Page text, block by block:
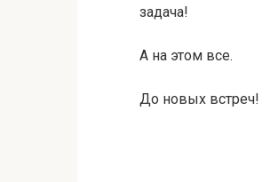
задача!
А на этом все.
До новых встреч!